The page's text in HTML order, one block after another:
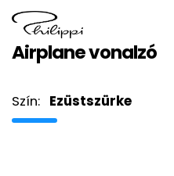
Airplane vonalzó
Szín: Ezüstszürke